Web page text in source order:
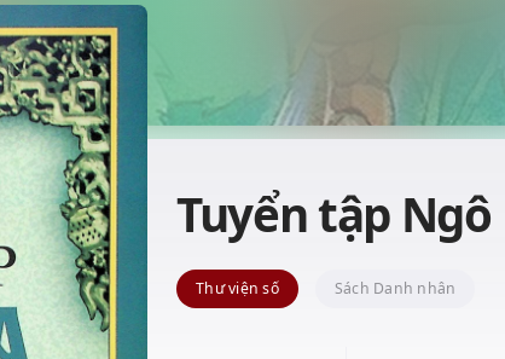
Tuyển tập
Thư viện số Sách Danh nhân